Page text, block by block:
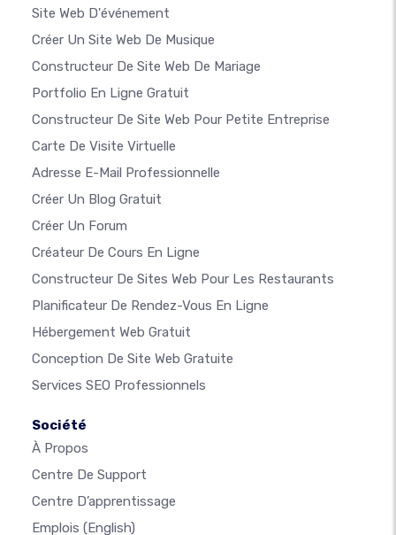
Site Web D'événement
Créer Un Site Web De Musique
Constructeur De Site Web De Mariage
Portfolio En Ligne Gratuit
Constructeur De Site Web Pour Petite Entreprise
Carte De Visite Virtuelle
Adresse E-Mail Professionnelle
Créer Un Blog Gratuit
Créer Un Forum
Créateur De Cours En Ligne
Constructeur De Sites Web Pour Les Restaurants
Planificateur De Rendez-Vous En Ligne
Hébergement Web Gratuit
Conception De Site Web Gratuite
Services SEO Professionnels
Société
À Propos
Centre De Support
Centre D’apprentissage
Emplois (English)